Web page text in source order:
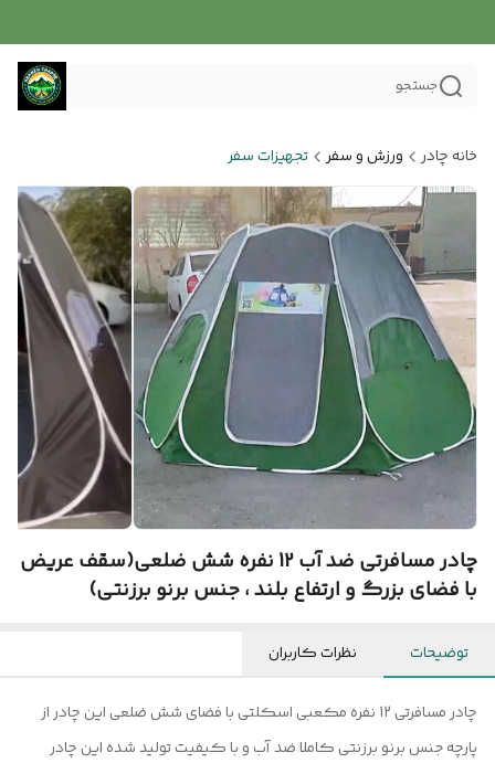
جستجو
خانه چادر ورزش و سفر تجهیزات سفر
چادر مسافرتی ضد آب 12 نفره شش ضلعی(سقف عریض
با فضای بزرگ و ارتفاع بلند ، جنس برنو برزنتی)
توضیحات نظرات کاربران
چادر مسافرتی 12 نفره مکعبی اسکلتی با فضای شش ضلعی این چادر از
پارچه جنس برنو برزنتی کاملا ضد آب و با کیفیت تولید شده این چادر